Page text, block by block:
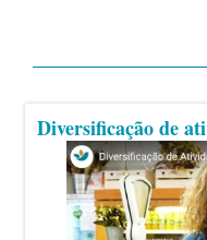
Diversificação de